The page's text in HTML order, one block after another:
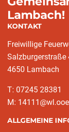
Lambach!
KONTAKT
Freiwillige
Salzburgerstraße
4650 Lambach
T: 07245 28381
M:
ALLGEMEINE